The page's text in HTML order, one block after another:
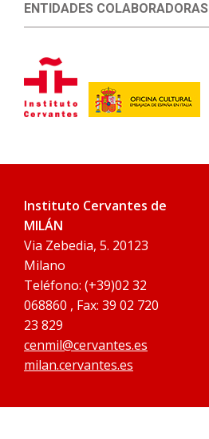
ENTIDADES COLABORADORAS
Instituto Cervantes de
MILÁN
Via Zebedia, 5. 20123
Milano
Teléfono: (+39)02 32
068860 , Fax: 39 02 720
23 829
cenmil@cervantes.es
milan.cervantes.es